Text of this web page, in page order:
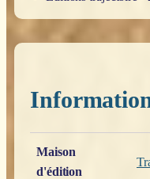
Poids
Maison
d'édition